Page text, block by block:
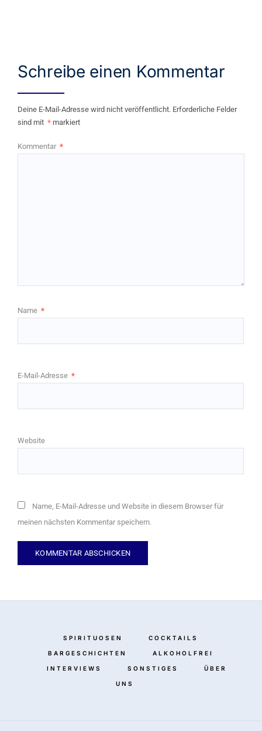
Schreibe einen Kommentar
Deine E-Mail-Adresse wird nicht veröffentlicht. Erforderliche Felder
sind mit * markiert
Kommentar *
Name *
E-Mail-Adresse *
Website
Name, E-Mail-Adresse und Website in diesem Browser für
meinen nächsten Kommentar speichern.
SPIRITUOSEN COCKTAILS
BARGESCHICHTEN ALKOHOLFREI
INTERVIEWS SONSTIGES ÜBER
UNS